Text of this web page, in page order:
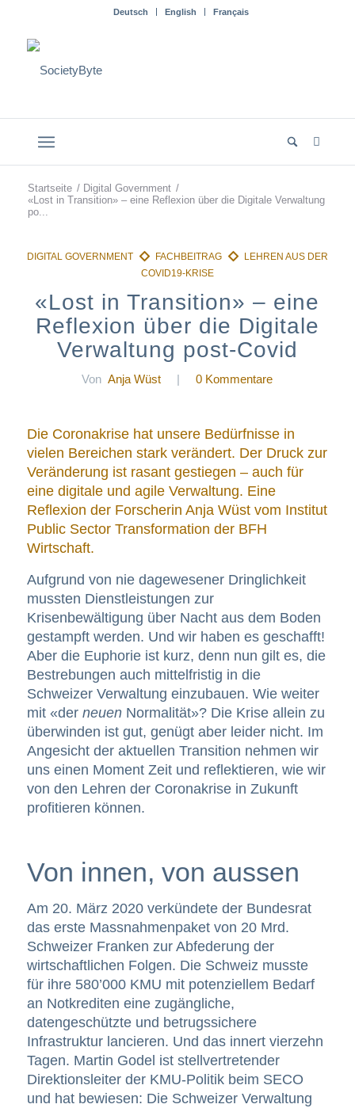
Deutsch English Français
Startseite / Digital Government /
«Lost in Transition» – eine Reflexion über die Digitale Verwaltung
po...
«Lost in Transition» – eine
Reflexion über die Digitale
Verwaltung post-Covid
Von Anja Wüst | 0 Kommentare
Die Coronakrise hat unsere Bedürfnisse in
vielen Bereichen stark verändert. Der Druck zur
Veränderung ist rasant gestiegen – auch für
eine digitale und agile Verwaltung. Eine
Reflexion der Forscherin Anja Wüst vom Institut
Public Sector Transformation der BFH
Wirtschaft.
Aufgrund von nie dagewesener Dringlichkeit
mussten Dienstleistungen zur
Krisenbewältigung über Nacht aus dem Boden
gestampft werden. Und wir haben es geschafft!
Aber die Euphorie ist kurz, denn nun gilt es, die
Bestrebungen auch mittelfristig in die
Schweizer Verwaltung einzubauen. Wie weiter
mit «der neuenNormalität»? Die Krise allein zu
überwinden ist gut, genügt aber leider nicht. Im
Angesicht der aktuellen Transition nehmen wir
uns einen Moment Zeit und reflektieren, wie wir
von den Lehren der Coronakrise in Zukunft
profitieren können.
Von innen, von aussen
Am 20. März 2020 verkündete der Bundesrat
das erste Massnahmenpaket von 20 Mrd.
Schweizer Franken zur Abfederung der
wirtschaftlichen Folgen. Die Schweiz musste
für ihre 580’000 KMU mit potenziellem Bedarf
an Notkrediten eine zugängliche,
datengeschützte und betrugssichere
Infrastruktur lancieren. Und das innert vierzehn
Tagen. Martin Godel ist stellvertretender
Direktionsleiter der KMU-Politik beim SECO
und hat bewiesen: Die Schweizer Verwaltung